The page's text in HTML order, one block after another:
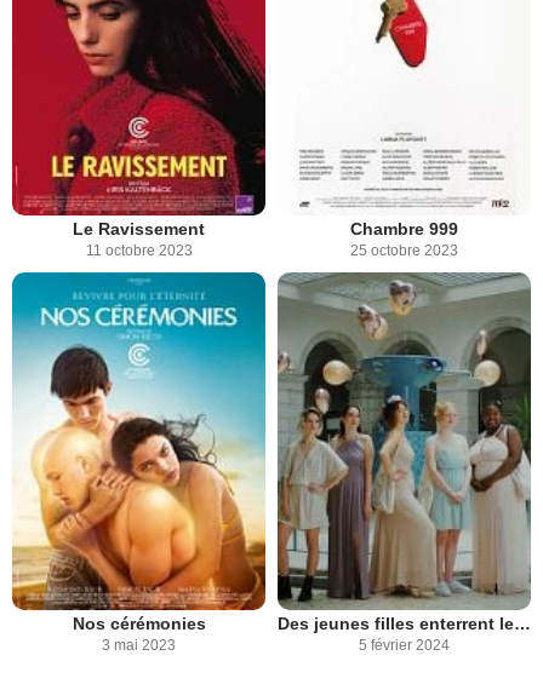
Le Ravissement
11 octobre 2023
Chambre 999
25 octobre 2023
Nos cérémonies
3 mai 2023
Des jeunes filles enterrent leur vie
5 février 2024